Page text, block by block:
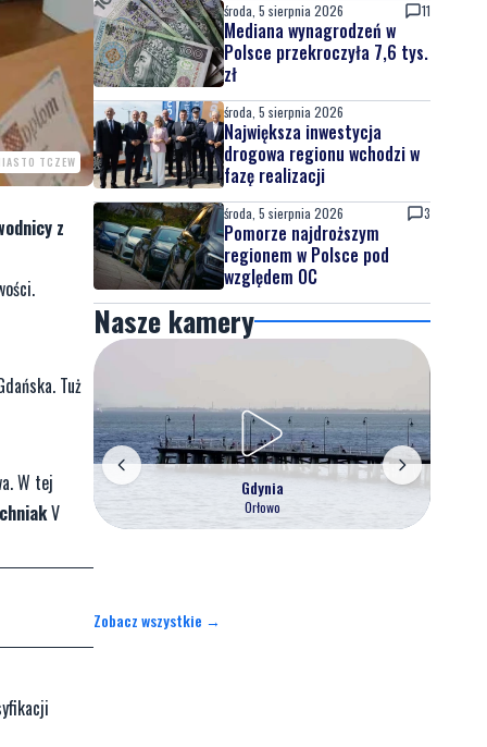
TCZEW
z
Tuż
W tej
V
środa, 5 sierpnia 2026 11
Mediana wynagrodzeń w
Polsce przekroczyła 7,6 tys.
zł
środa, 5 sierpnia 2026
Największa inwestycja
drogowa regionu wchodzi w
fazę realizacji
środa, 5 sierpnia 2026 3
Pomorze najdroższym
regionem w Polsce pod
względem OC
Nasze kamery
Gdynia
Orłowo
Zobacz wszystkie →